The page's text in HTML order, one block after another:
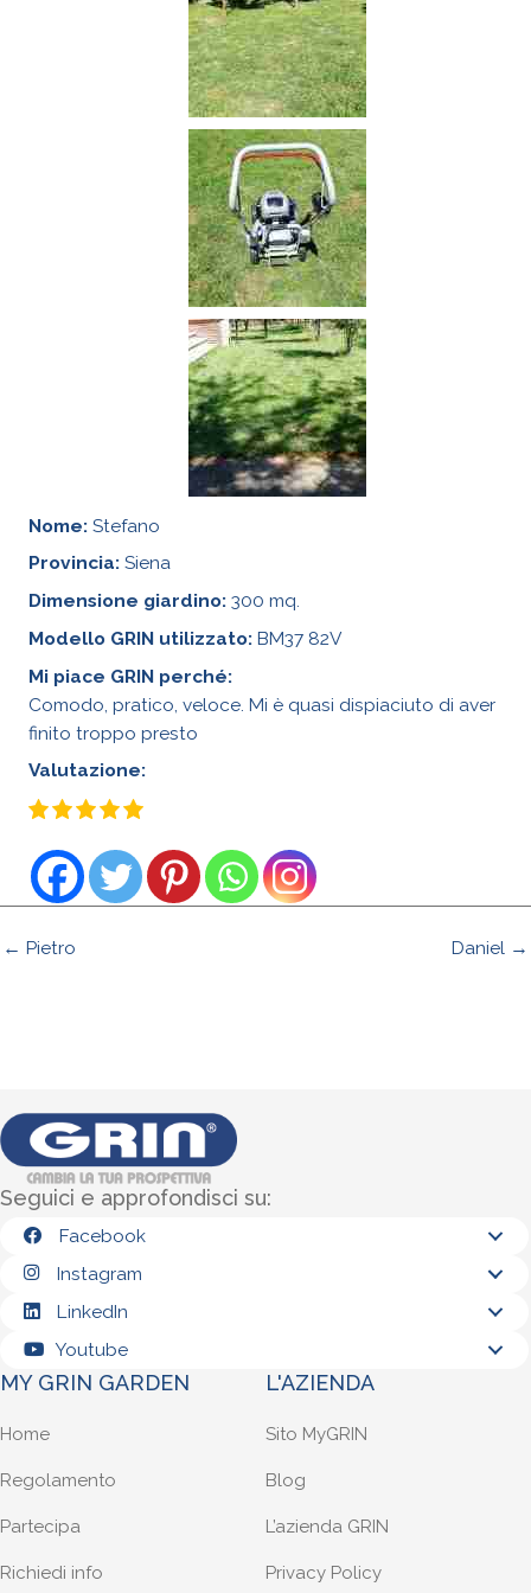
Nome: Stefano
Provincia: Siena
Dimensione giardino: 300 mq.
Modello GRIN utilizzato: BM37 82V
Mi piace GRIN perché:
Comodo, pratico, veloce. Mi è quasi dispiaciuto di aver
finito troppo presto
Valutazione:
← Pietro Daniel →
Seguici e approfondisci su:
Facebook
Instagram
LinkedIn
Youtube
MY GRIN GARDEN
Home
Regolamento
Partecipa
Richiedi info
L'AZIENDA
Sito MyGRIN
Blog
L’azienda GRIN
Privacy Policy